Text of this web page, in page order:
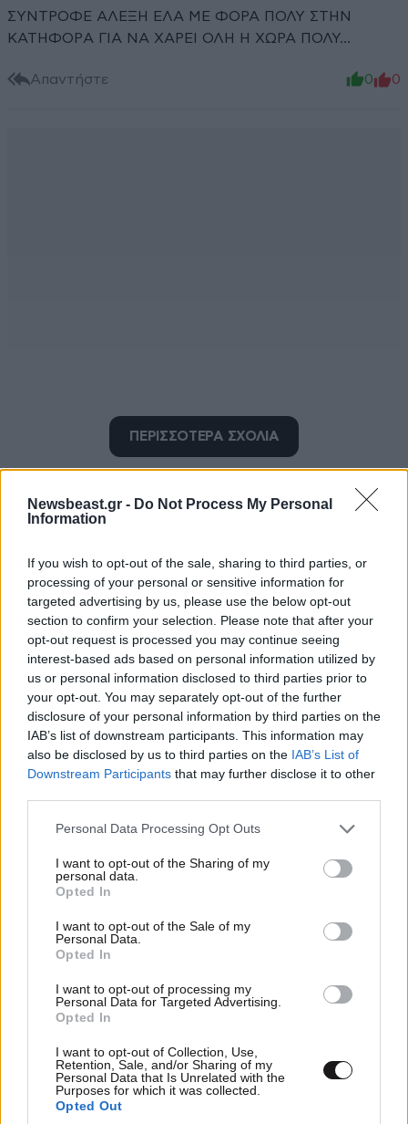
Newsbeast.gr - Do Not Process My Personal
Information
If you wish to opt-out of the sale, sharing to third parties, or
processing of your personal or sensitive information for
targeted advertising by us, please use the below opt-out
section to confirm your selection. Please note that after your
opt-out request is processed you may continue seeing
interest-based ads based on personal information utilized by
us or personal information disclosed to third parties prior to
your opt-out. You may separately opt-out of the further
disclosure of your personal information by third parties on the
IAB’s list of downstream participants. This information may
also be disclosed by us to third parties on the IAB’s List of
Downstream Participants that may further disclose it to other
Please note that this website/app uses one or more Google
not limited to your visit or usage behaviour. You may click to
grant or deny consent to Google and its third-party tags to
use your data for below specified purposes in below Google
consent section.
Personal Data Processing Opt Outs
I want to opt-out of the Sharing of my
personal data.
Opted In
I want to opt-out of the Sale of my
Personal Data.
Opted In
I want to opt-out of processing my
Personal Data for Targeted Advertising.
Opted In
I want to opt-out of Collection, Use,
Retention, Sale, and/or Sharing of my
Personal Data that Is Unrelated with the
Purposes for which it was collected.
Opted Out
ΣΥΝΤΡΟΦΕ ΑΛΕΞΗ ΕΛΑ ΜΕ ΦΟΡΑ ΠΟΛΥ ΣΤΗΝ
ΚΑΤΗΦΟΡA ΓΙΑ ΝΑ ΧΑΡΕΙ ΟΛΗ Η ΧΩΡΑ ΠΟΛΥ...
Απαντήστε 0 0
11·05·2026 12:13
τελειωσει!!! θα επρεπε να ειναι ηδη πισω απο τα
καγκελα!!
Απαντήστε 0
Βρωμοστομος 11·05·2026 11:25
Στο δεξί ή το αριστερό να τον γράψω ;
Απαντήστε 0
ακομα.... Σε λιγο σου εγγυώμαι οτι θα το καταλάβεις
η επιστροφη 11·05·2026 10:32
Απαντήστε
ΠΕΡΙΣΣΟΤΕΡΑ ΣΧΟΛΙΑ
TRENDING
LIFESTYLE07·08·2026 18:48
αχαριστία των ανθρώπων του χώρου»